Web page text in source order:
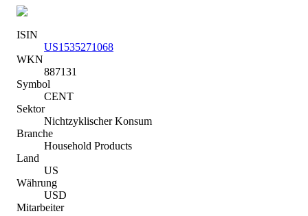
ISIN
US1535271068
WKN
887131
Symbol
CENT
Sektor
Nichtzyklischer Konsum
Branche
Household Products
Land
US
Währung
USD
Mitarbeiter